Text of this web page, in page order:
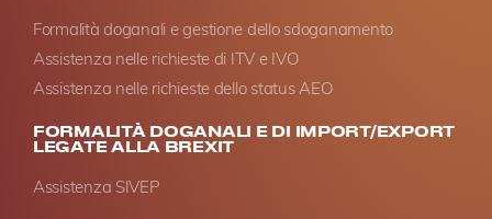
Formalità doganali e gestione dello sdoganamento
Assistenza nelle richieste di ITV e IVO
Assistenza nelle richieste dello status AEO
FORMALITÀ DOGANALI E DI IMPORT/EXPORT
LEGATE ALLA BREXIT
Assistenza SIVEP